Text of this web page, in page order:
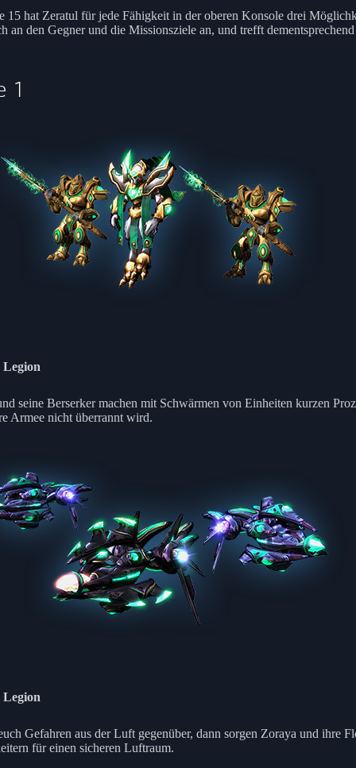
15 hat Zeratul für jede Fähigkeit in der oberen Konsole drei
an den Gegner und die Missionsziele an, und trefft
1
seine Berserker machen mit Schwärmen von Einheiten kurzen
Armee nicht überrannt wird.
Legion
Gefahren aus der Luft gegenüber, dann sorgen Zoraya und ihre
für einen sicheren Luftraum.